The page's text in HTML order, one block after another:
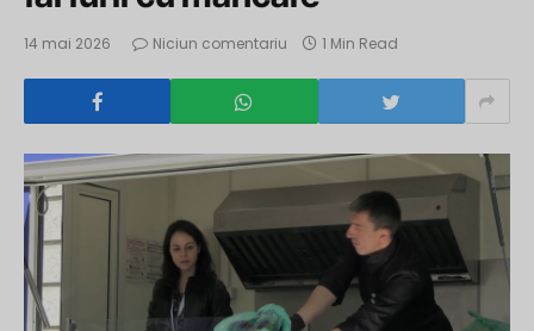
14 mai 2026 Niciun comentariu 1 Min Read